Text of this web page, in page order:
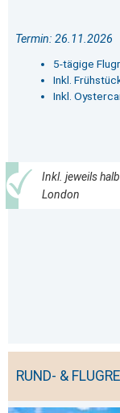
Termin: 26.11.2026
5-tägige
Inkl.
Inkl.
Inkl. jeweils
London
RUND- &